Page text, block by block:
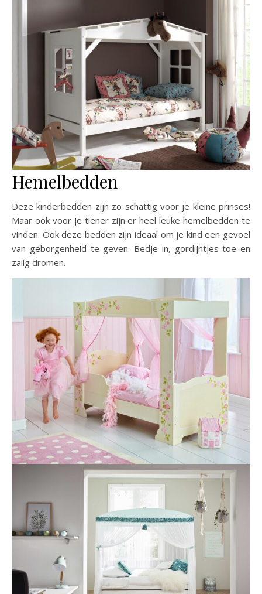
Hemelbedden
Deze kinderbedden zijn zo schattig voor je kleine prinses!
Maar ook voor je tiener zijn er heel leuke hemelbedden te
vinden. Ook deze bedden zijn ideaal om je kind een gevoel
van geborgenheid te geven. Bedje in, gordijntjes toe en
zalig dromen.